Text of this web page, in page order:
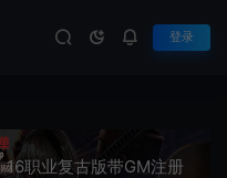
登录
职业复古版带GM注册